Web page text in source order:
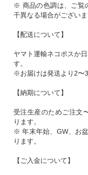
※ 商品の色調は、ご覧
干異なる場合がござい
【配送について】
ヤマト運輸ネコポスか
す。
※お届けは発送より2〜
【納期について】
受注生産のためご注文
ります。
※ 年末年始、GW、お
ります。
【ご入金について】